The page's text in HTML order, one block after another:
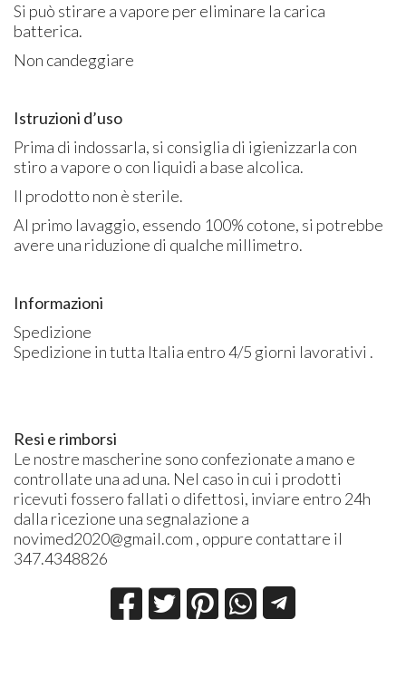
Si può stirare a vapore per eliminare la carica
batterica.
Non candeggiare
Istruzioni d’uso
Prima di indossarla, si consiglia di igienizzarla con
stiro a vapore o con liquidi a base alcolica.
Il prodotto non è sterile.
Al primo lavaggio, essendo 100% cotone, si potrebbe
avere una riduzione di qualche millimetro.
Informazioni
Spedizione
Spedizione in tutta Italia entro 4/5 giorni lavorativi .
Resi e rimborsi
Le nostre mascherine sono confezionate a mano e
controllate una ad una. Nel caso in cui i prodotti
ricevuti fossero fallati o difettosi, inviare entro 24h
dalla ricezione una segnalazione a
novimed2020@gmail.com , oppure contattare il
347.4348826